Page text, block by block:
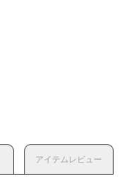
アイテムレビュー